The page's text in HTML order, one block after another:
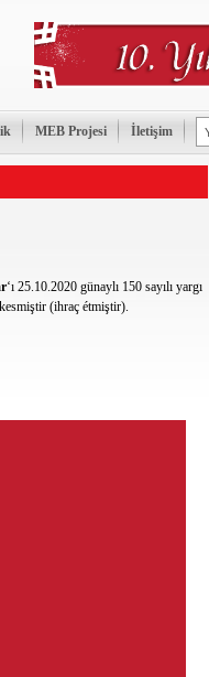
MEB Projesi İletişim
‘ı 25.10.2020 günaylı 150 sayılı yargı
(ihraç étmiştir).